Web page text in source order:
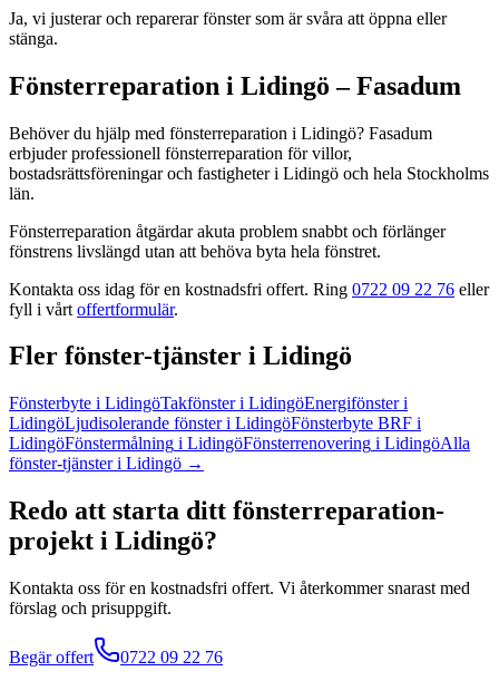
Ja, vi justerar och reparerar fönster som är svåra att öppna eller
stänga.
Fönsterreparation i Lidingö – Fasadum
Behöver du hjälp med fönsterreparation i Lidingö? Fasadum
erbjuder professionell fönsterreparation för villor,
bostadsrättsföreningar och fastigheteri Lidingö och hela Stockholms
län.
Fönsterreparation åtgärdar akuta problem snabbt och förlänger
fönstrens livslängd utan att behöva byta hela fönstret.
Kontakta oss idag för en kostnadsfri offert. Ring 0722 09 22 76 eller
fyll i vårt offertformulär.
Fler fönster-tjänster i Lidingö
Fönsterbyte i LidingöTakfönster i LidingöEnergifönster i
LidingöLjudisolerande fönster i LidingöFönsterbyte BRF i
LidingöFönstermålning i LidingöFönsterrenovering i LidingöAlla
fönster-tjänsteri Lidingö →
Redo att starta ditt fönsterreparation-
projekt i Lidingö?
Kontakta oss för en kostnadsfri offert. Vi återkommer snarast med
förslag och prisuppgift.
Begär offert 0722 09 22 76